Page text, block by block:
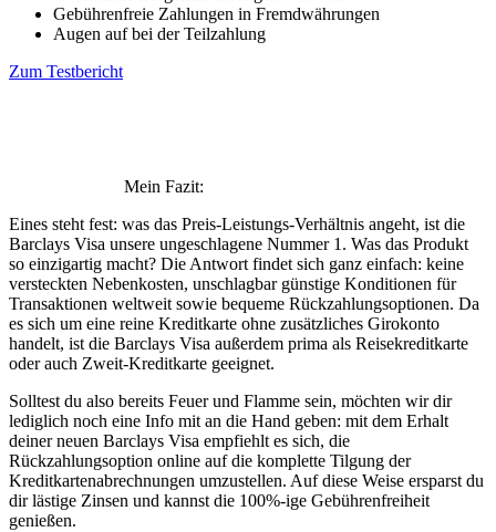
Gebührenfreie Zahlungen in Fremdwährungen
Augen auf bei der Teilzahlung
Zum Testbericht
Mein Fazit:
Eines steht fest: was das Preis-Leistungs-Verhältnis angeht, ist die
Barclays Visa unsere ungeschlagene Nummer 1. Was das Produkt
so einzigartig macht? Die Antwort findet sich ganz einfach: keine
versteckten Nebenkosten, unschlagbar günstige Konditionen für
Transaktionen weltweit sowie bequeme Rückzahlungsoptionen. Da
es sich um eine reine Kreditkarte ohne zusätzliches Girokonto
handelt, ist die Barclays Visa außerdem prima als Reisekreditkarte
oder auch Zweit-Kreditkarte geeignet.
Solltest du also bereits Feuer und Flamme sein, möchten wir dir
lediglich noch eine Info mit an die Hand geben: mit dem Erhalt
deiner neuen Barclays Visa empfiehlt es sich, die
Rückzahlungsoption online auf die komplette Tilgung der
Kreditkartenabrechnungen umzustellen. Auf diese Weise ersparst du
dir lästige Zinsen und kannst die 100%-ige Gebührenfreiheit
genießen.